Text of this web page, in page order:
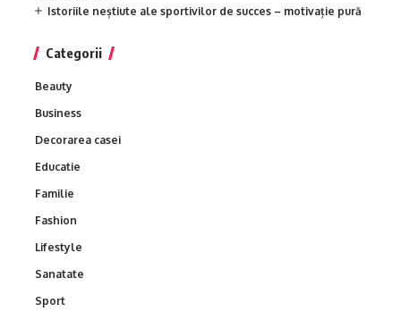
Istoriile neștiute ale sportivilor de succes – motivație pură
Categorii
Beauty
Business
Decorarea casei
Educatie
Familie
Fashion
Lifestyle
Sanatate
Sport